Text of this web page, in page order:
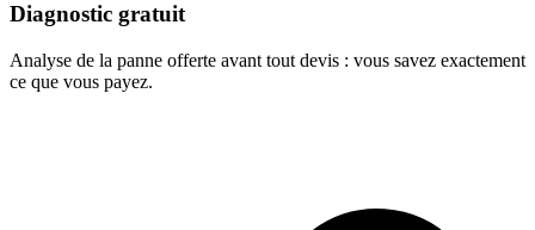
Diagnostic gratuit
Analyse de la panne offerte avant tout devis : vous savez exactement
ce que vous payez.